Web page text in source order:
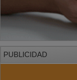
PUBLICIDAD